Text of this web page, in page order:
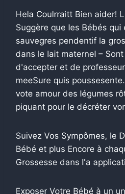
Hela Coulrraitt Bien aider!
Suggère que les Bébés
sauvegres pendentif la
dans le lait maternel –
d'accepter et de
meeSure quis
vote amour des légumes
piquant pour le décréter
Suivez Vos Sympômes, le
Bébé et plus Encore à
Grossesse dans l'a
Exposer Votre Bébé à un